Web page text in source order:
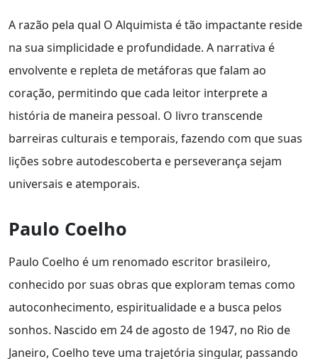
A razão pela qual O Alquimista é tão impactante reside
na sua simplicidade e profundidade. A narrativa é
envolvente e repleta de metáforas que falam ao
coração, permitindo que cada leitor interprete a
história de maneira pessoal. O livro transcende
barreiras culturais e temporais, fazendo com que suas
lições sobre autodescoberta e perseverança sejam
universais e atemporais.
Paulo Coelho
Paulo Coelho é um renomado escritor brasileiro,
conhecido por suas obras que exploram temas como
autoconhecimento, espiritualidade e a busca pelos
sonhos. Nascido em 24 de agosto de 1947, no Rio de
Janeiro, Coelho teve uma trajetória singular, passando